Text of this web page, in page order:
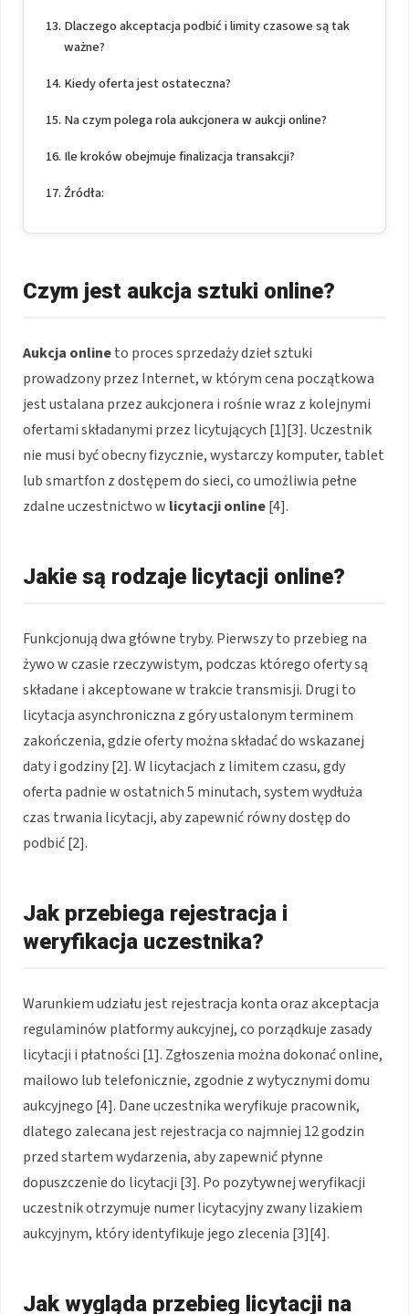
Dlaczego akceptacja podbić i limity czasowe są tak
ważne?
Kiedy oferta jest ostateczna?
Na czym polega rola aukcjonera w aukcji online?
Ile kroków obejmuje finalizacja transakcji?
Źródła:
Czym jest aukcja sztuki online?
Aukcja onlineto proces sprzedaży dzieł sztuki
prowadzony przez Internet, w którym cena początkowa
jest ustalana przez aukcjonera i rośnie wraz z kolejnymi
ofertami składanymi przez licytujących [1][3]. Uczestnik
nie musi być obecny fizycznie, wystarczy komputer, tablet
lub smartfon z dostępem do sieci, co umożliwia pełne
zdalne uczestnictwo w licytacji online[4].
Jakie są rodzaje licytacji online?
Funkcjonują dwa główne tryby. Pierwszy to przebieg na
żywo w czasie rzeczywistym, podczas którego oferty są
składane i akceptowane w trakcie transmisji. Drugi to
licytacja asynchroniczna z góry ustalonym terminem
zakończenia, gdzie oferty można składać do wskazanej
daty i godziny [2]. W licytacjach z limitem czasu, gdy
oferta padnie w ostatnich 5 minutach, system wydłuża
czas trwania licytacji, aby zapewnić równy dostęp do
podbić [2].
Jak przebiega rejestracja i
weryfikacja uczestnika?
Warunkiem udziału jest rejestracja konta oraz akceptacja
regulaminów platformy aukcyjnej, co porządkuje zasady
licytacji i płatności [1]. Zgłoszenia można dokonać online,
mailowo lub telefonicznie, zgodnie z wytycznymi domu
aukcyjnego [4]. Dane uczestnika weryfikuje pracownik,
dlatego zalecana jest rejestracja co najmniej 12 godzin
przed startem wydarzenia, aby zapewnić płynne
dopuszczenie do licytacji [3]. Po pozytywnej weryfikacji
uczestnik otrzymuje numer licytacyjny zwany lizakiem
aukcyjnym, który identyfikuje jego zlecenia [3][4].
Jak wygląda przebieg licytacji na